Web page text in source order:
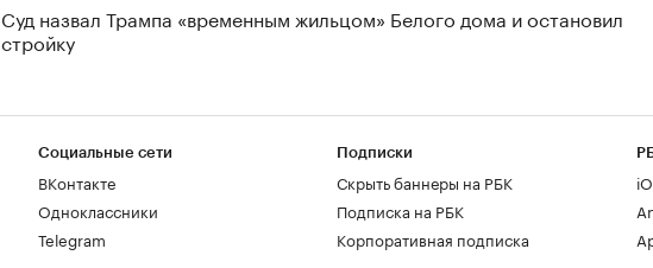
Суд назвал Трампа «временным жильцом» Белого дома и остановил
стройку
Социальные сети
ВКонтакте
Одноклассники
Telegram
Подписки
Скрыть баннеры на РБК
Подписка на РБК
Корпоративная подписка